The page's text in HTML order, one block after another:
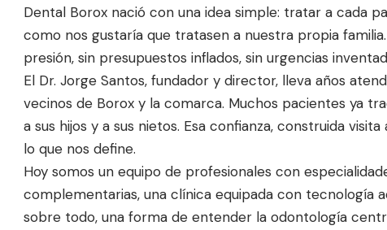
Dental Borox nació con una idea simple: tratar a cada
como nos gustaría que tratasen a nuestra propia
presión, sin presupuestos inflados, sin urgencias
El Dr. Jorge Santos, fundador y director, lleva años
vecinos de Borox y la comarca. Muchos pacientes ya
a sus hijos y a sus nietos. Esa confianza, construida visita
lo que nos define.
Hoy somos un equipo de profesionales con
complementarias, una clínica equipada con tecnología
sobre todo, una forma de entender la odontología